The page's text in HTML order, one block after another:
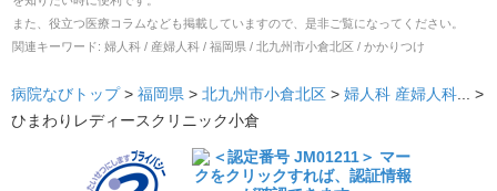
また、役立つ医療コラムなども掲載していますので、是非ご覧になってください。
関連キーワード: 婦人科 / 産婦人科 / 福岡県 / 北九州市小倉北区 / かかりつけ
病院なびトップ > 福岡県 > 北九州市小倉北区 > 婦人科 産婦人科 ... >
ひまわりレディースクリニック小倉